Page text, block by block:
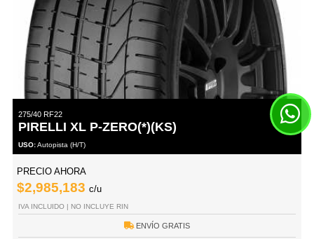
275/40 RF22
PIRELLI XL P-ZERO(*)(KS)
USO:Autopista (H/T)
PRECIO AHORA
$2,985,183 c/u
IVA INCLUIDO | NO INCLUYE RIN
ENVÍO GRATIS